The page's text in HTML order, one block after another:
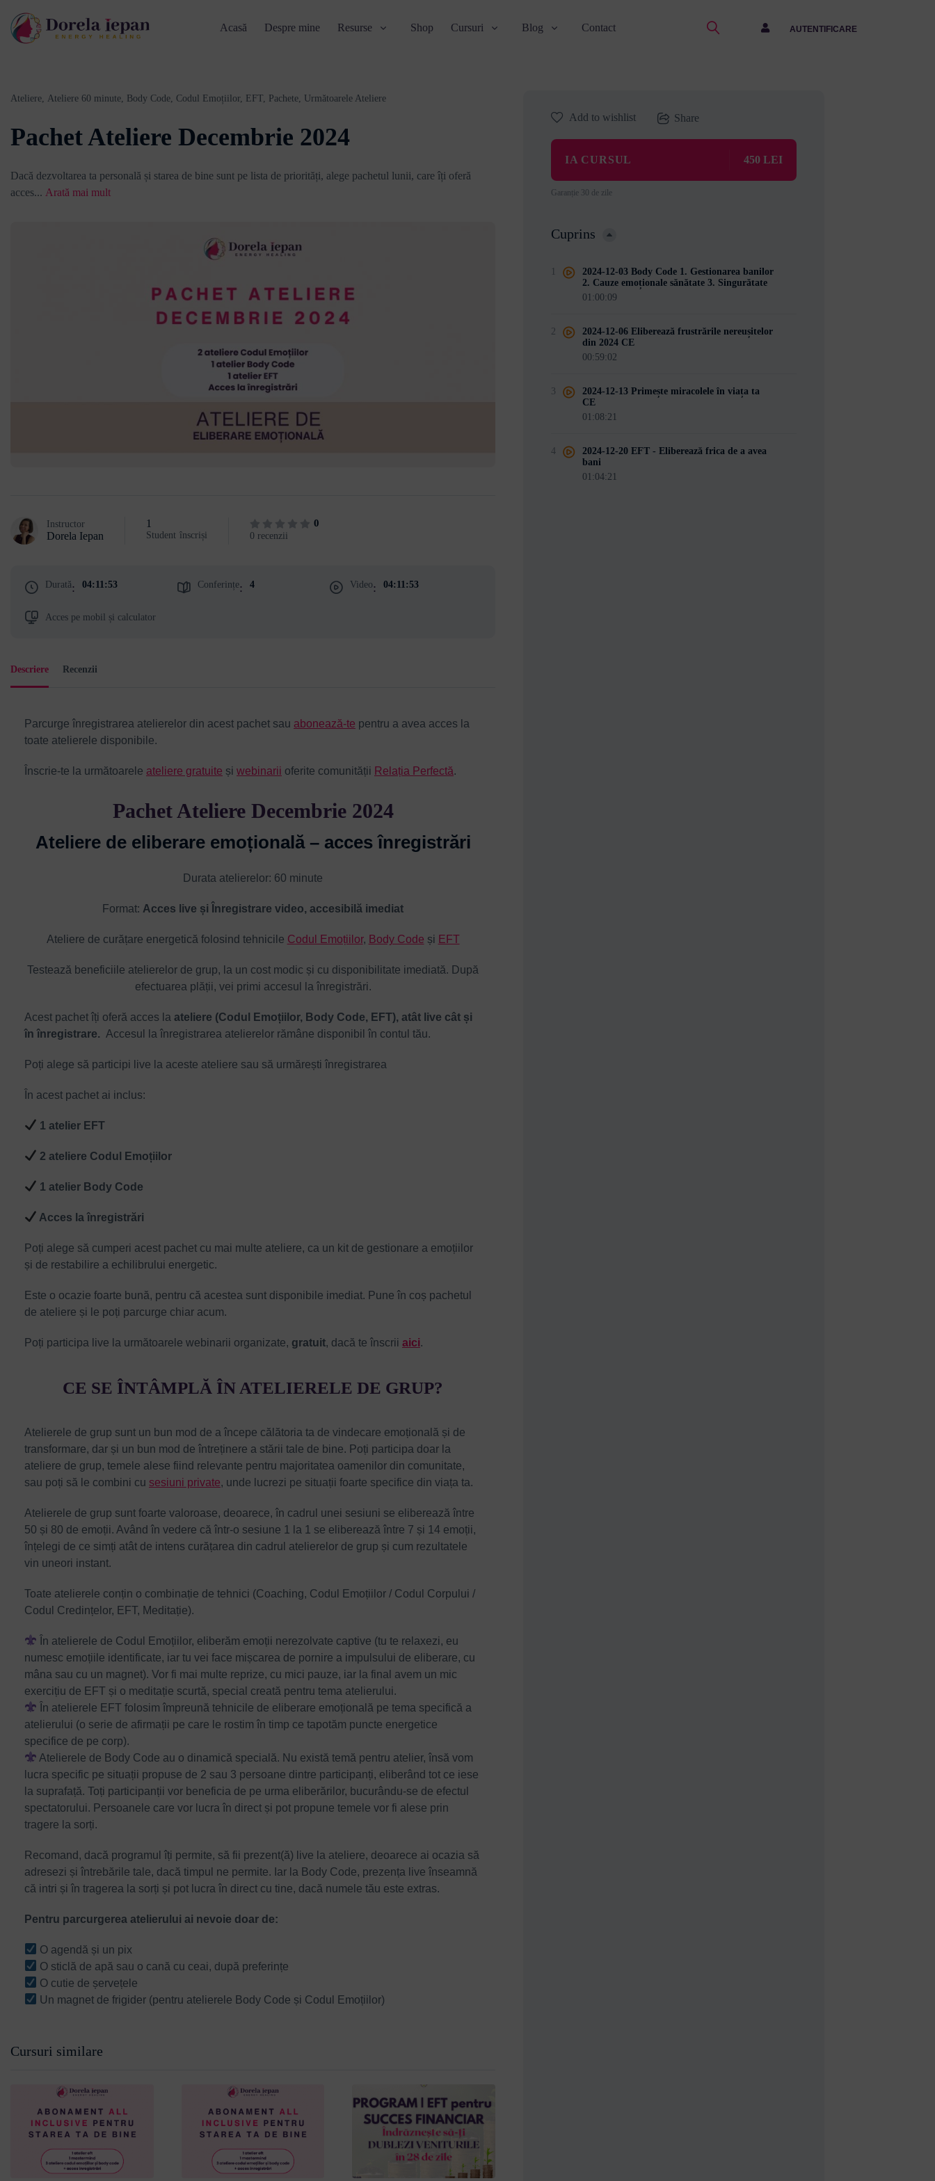
Acasă Despre mine Resurse Shop Cursuri Blog Contact AUTENTIFICARE
Ateliere, Ateliere 60 minute, Body Code, Codul Emoțiilor, EFT, Pachete, Următoarele Ateliere
Pachet Ateliere Decembrie 2024
Dacă dezvoltarea ta personală și starea de bine sunt pe lista de priorități, alege pachetul lunii, care îți oferă
acces... Arată mai mult
Instructor
Dorela Iepan
1
Student înscriși
0
0 recenzii
Durată: 04:11:53 Conferințe: 4 Video: 04:11:53
Acces pe mobil și calculator
Descriere Recenzii
Parcurge înregistrarea atelierelor din acest pachet sau abonează-te pentru a avea acces la
toate atelierele disponibile.
Înscrie-te la următoarele ateliere gratuite și webinarii oferite comunității Relația Perfectă.
Pachet Ateliere Decembrie 2024
Ateliere de eliberare emoțională – acces înregistrări
Durata atelierelor: 60 minute
Format: Acces live și Înregistrare video, accesibilă imediat
Ateliere de curățare energetică folosind tehnicile Codul Emoțiilor, Body Code și EFT
Testează beneficiile atelierelor de grup, la un cost modic și cu disponibilitate imediată. După
efectuarea plății, vei primi accesul la înregistrări.
Acest pachet îți oferă acces la ateliere (Codul Emoțiilor, Body Code, EFT), atât live cât și
în înregistrare. Accesul la înregistrarea atelierelor rămâne disponibil în contul tău.
Poți alege să participi live la aceste ateliere sau să urmărești înregistrarea
În acest pachet ai inclus:
1 atelier EFT
2 ateliere Codul Emoțiilor
1 atelier Body Code
Acces la înregistrări
Poți alege să cumperi acest pachet cu mai multe ateliere, ca un kit de gestionare a emoțiilor
și de restabilire a echilibrului energetic.
Este o ocazie foarte bună, pentru că acestea sunt disponibile imediat. Pune în coș pachetul
de ateliere și le poți parcurge chiar acum.
Poți participa live la următoarele webinarii organizate, gratuit, dacă te înscrii aici.
CE SE ÎNTÂMPLĂ ÎN ATELIERELE DE GRUP?
Atelierele de grup sunt un bun mod de a începe călătoria ta de vindecare emoțională și de
transformare, dar și un bun mod de întreținere a stării tale de bine. Poți participa doar la
ateliere de grup, temele alese fiind relevante pentru majoritatea oamenilor din comunitate,
sau poți să le combini cu sesiuni private, unde lucrezi pe situații foarte specifice din viața ta.
Atelierele de grup sunt foarte valoroase, deoarece, în cadrul unei sesiuni se eliberează între
50 și 80 de emoții. Având în vedere că într-o sesiune 1 la 1 se eliberează între 7 și 14 emoții,
înțelegi de ce simți atât de intens curățarea din cadrul atelierelor de grup și cum rezultatele
vin uneori instant.
Toate atelierele conțin o combinație de tehnici (Coaching, Codul Emoțiilor / Codul Corpului /
Codul Credințelor, EFT, Meditație).
În atelierele de Codul Emoțiilor, eliberăm emoții nerezolvate captive (tu te relaxezi, eu
numesc emoțiile identificate, iar tu vei face mișcarea de pornire a impulsului de eliberare, cu
mâna sau cu un magnet). Vor fi mai multe reprize, cu mici pauze, iar la final avem un mic
exercițiu de EFT și o meditație scurtă, special creată pentru tema atelierului.
În atelierele EFT folosim împreună tehnicile de eliberare emoțională pe tema specifică a
atelierului (o serie de afirmații pe care le rostim în timp ce tapotăm puncte energetice
specifice de pe corp).
Atelierele de Body Code au o dinamică specială. Nu există temă pentru atelier, însă vom
lucra specific pe situații propuse de 2 sau 3 persoane dintre participanți, eliberând tot ce iese
la suprafață. Toți participanții vor beneficia de pe urma eliberărilor, bucurându-se de efectul
spectatorului. Persoanele care vor lucra în direct și pot propune temele vor fi alese prin
tragere la sorți.
Recomand, dacă programul îți permite, să fii prezent(ă) live la ateliere, deoarece ai ocazia să
adresezi și întrebările tale, dacă timpul ne permite. Iar la Body Code, prezența live înseamnă
că intri și în tragerea la sorți și pot lucra în direct cu tine, dacă numele tău este extras.
Pentru parcurgerea atelierului ai nevoie doar de:
O agendă și un pix
O sticlă de apă sau o cană cu ceai, după preferințe
O cutie de șervețele
Un magnet de frigider (pentru atelierele Body Code și Codul Emoțiilor)
Cursuri similare
Add to wishlist Share
IA CURSUL 450 LEI
Garanție 30 de zile
Cuprins
2024-12-03 Body Code 1. Gestionarea banilor
2. Cauze emoționale sănătate 3. Singurătate
01:00:09
2
2024-12-06 Eliberează frustrările nereușitelor
din 2024 CE
00:59:02
3
2024-12-13 Primește miracolele în viața ta
CE
01:08:21
4
2024-12-20 EFT - Eliberează frica de a avea
bani
01:04:21